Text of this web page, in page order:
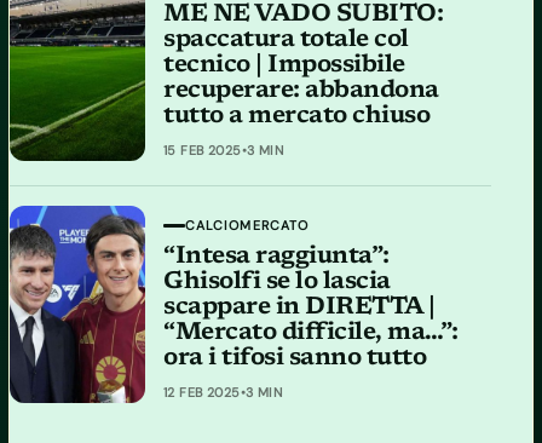
ME NE VADO SUBITO:
spaccatura totale col
tecnico | Impossibile
recuperare: abbandona
tutto a mercato chiuso
15 FEB 2025•3 MIN
CALCIOMERCATO
“Intesa raggiunta”:
Ghisolfi se lo lascia
scappare in DIRETTA |
“Mercato difficile, ma…”:
ora i tifosi sanno tutto
12 FEB 2025•3 MIN